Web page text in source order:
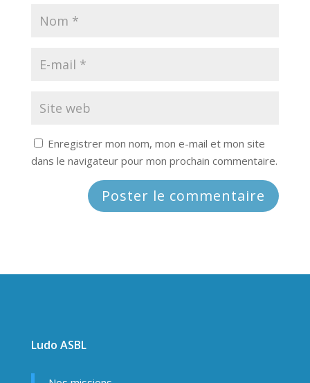
Enregistrer mon nom, mon e-mail et mon site
dans le navigateur pour mon prochain commentaire.
Ludo ASBL